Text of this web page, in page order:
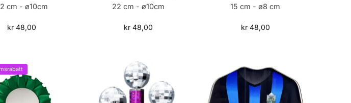
cm - ø10cm
kr48,00
22 cm - ø10cm
kr 48,00
15 cm - ø8 cm
kr48,00